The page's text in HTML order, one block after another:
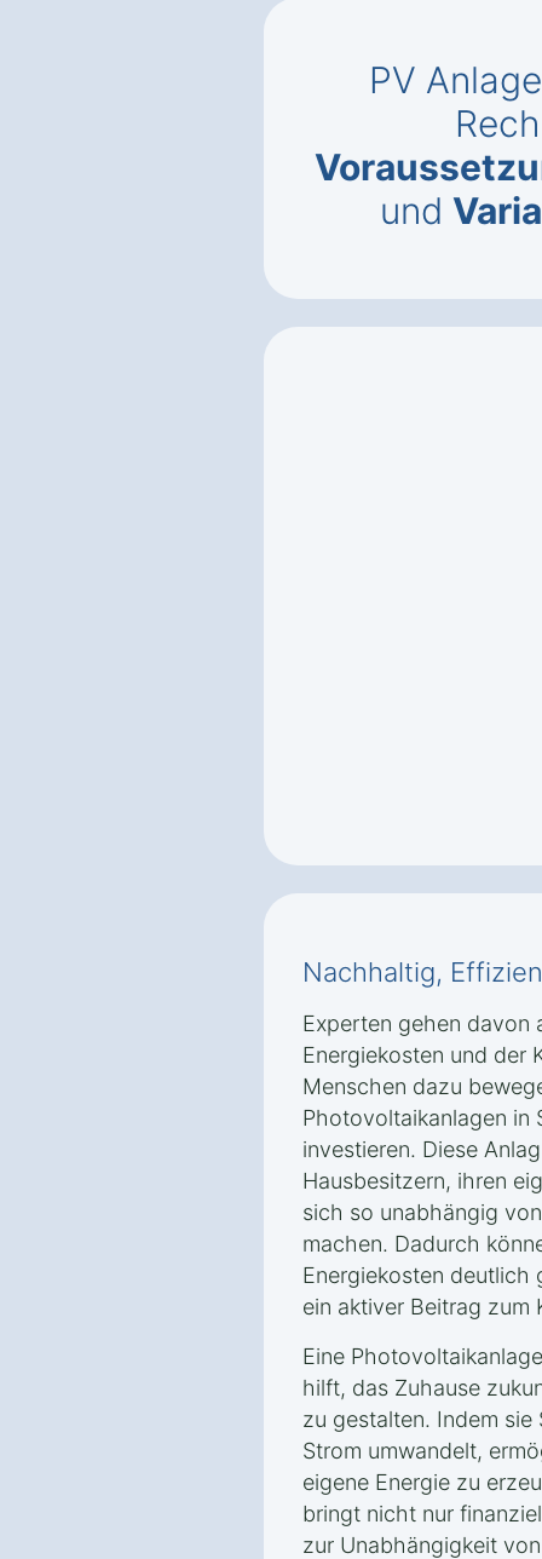
PV
und
Nachhaltig,
Experten gehen davon
Energiekosten und der
Menschen dazu
Photovoltaikanlagen in
investieren. Diese
Hausbesitzern, ihren
sich so unabhängig
machen. Dadurch
Energiekosten deutlich
ein aktiver Beitrag zum
Eine
hilft, das Zuhause
zu gestalten. Indem sie
Strom umwandelt,
eigene Energie zu
bringt nicht nur
zur Unabhängigkeit